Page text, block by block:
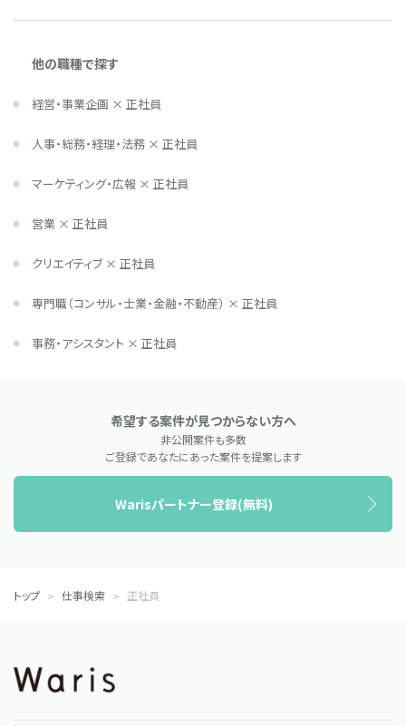
他の職種で探す
経営・事業企画 × 正社員
人事・総務・経理・法務 × 正社員
マーケティング・広報 × 正社員
営業 × 正社員
クリエイティブ × 正社員
専門職（コンサル・士業・金融・不動産） × 正社員
事務・アシスタント × 正社員
希望する案件が見つからない方へ
非公開案件も多数
ご登録であなたにあった案件を提案します
Warisパートナー登録(無料)
トップ 仕事検索 正社員